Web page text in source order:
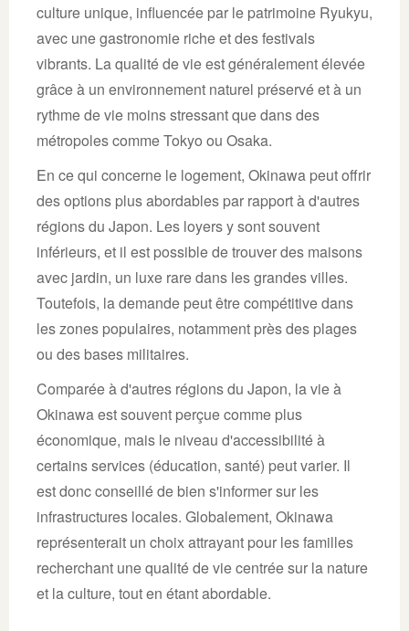
culture unique, influencée par le patrimoine Ryukyu,
avec une gastronomie riche et des festivals
vibrants. La qualité de vie est généralement élevée
grâce à un environnement naturel préservé et à un
rythme de vie moins stressant que dans des
métropoles comme Tokyo ou Osaka.
En ce qui concerne le logement, Okinawa peut offrir
des options plus abordables par rapport à d'autres
régions du Japon. Les loyers y sont souvent
inférieurs, et il est possible de trouver des maisons
avec jardin, un luxe rare dans les grandes villes.
Toutefois, la demande peut être compétitive dans
les zones populaires, notamment près des plages
ou des bases militaires.
Comparée à d'autres régions du Japon, la vie à
Okinawa est souvent perçue comme plus
économique, mais le niveau d'accessibilité à
certains services (éducation, santé) peut varier. Il
est donc conseillé de bien s'informer sur les
infrastructures locales. Globalement, Okinawa
représenterait un choix attrayant pour les familles
recherchant une qualité de vie centrée sur la nature
et la culture, tout en étant abordable.